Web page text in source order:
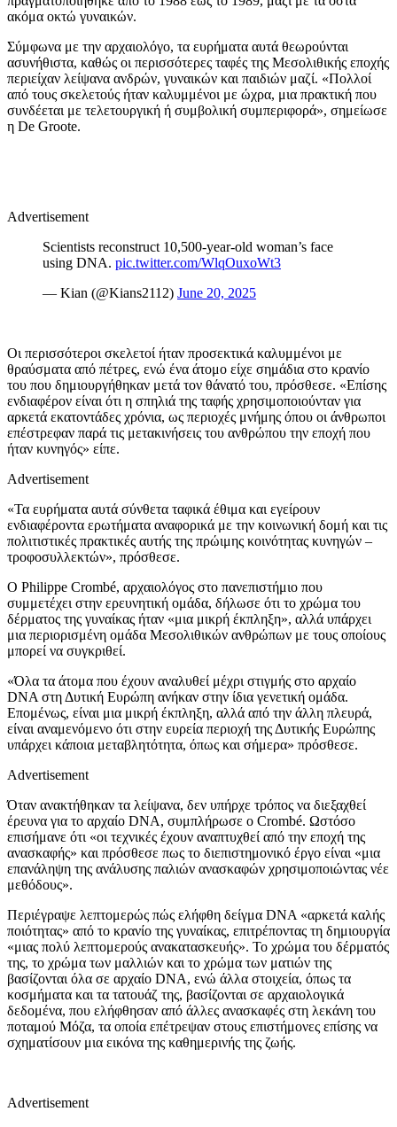
ακόμα οκτώ γυναικών.
Σύμφωνα με την αρχαιολόγο, τα ευρήματα αυτά θεωρούνται
ασυνήθιστα, καθώς οι περισσότερες ταφές της Μεσολιθικής εποχής
περιείχαν λείψανα ανδρών, γυναικών και παιδιών μαζί. «Πολλοί
από τους σκελετούς ήταν καλυμμένοι με ώχρα, μια πρακτική που
συνδέεται με τελετουργική ή συμβολική συμπεριφορά», σημείωσε
η De Groote.
Advertisement
Scientists reconstruct 10,500-year-old woman’s face
using DNA. pic.twitter.com/WlqOuxoWt3
— Kian (@Kians2112) June 20, 2025
Οι περισσότεροι σκελετοί ήταν προσεκτικά καλυμμένοι με
θραύσματα από πέτρες, ενώ ένα άτομο είχε σημάδια στο κρανίο
του που δημιουργήθηκαν μετά τον θάνατό του, πρόσθεσε. «Επίσης
ενδιαφέρον είναι ότι η σπηλιά της ταφής χρησιμοποιούνταν για
αρκετά εκατοντάδες χρόνια, ως περιοχές μνήμης όπου οι άνθρωποι
επέστρεφαν παρά τις μετακινήσεις του ανθρώπου την εποχή που
ήταν κυνηγός» είπε.
Advertisement
«Τα ευρήματα αυτά σύνθετα ταφικά έθιμα και εγείρουν
ενδιαφέροντα ερωτήματα αναφορικά με την κοινωνική δομή και τις
πολιτιστικές πρακτικές αυτής της πρώιμης κοινότητας κυνηγών –
τροφοσυλλεκτών», πρόσθεσε.
Ο Philippe Crombé, αρχαιολόγος στο πανεπιστήμιο που
συμμετέχει στην ερευνητική ομάδα, δήλωσε ότι το χρώμα του
δέρματος της γυναίκας ήταν «μια μικρή έκπληξη», αλλά υπάρχει
μια περιορισμένη ομάδα Μεσολιθικών ανθρώπων με τους οποίους
μπορεί να συγκριθεί.
«Όλα τα άτομα που έχουν αναλυθεί μέχρι στιγμής στο αρχαίο
DNA στη Δυτική Ευρώπη ανήκαν στην ίδια γενετική ομάδα.
Επομένως, είναι μια μικρή έκπληξη, αλλά από την άλλη πλευρά,
είναι αναμενόμενο ότι στην ευρεία περιοχή της Δυτικής Ευρώπης
υπάρχει κάποια μεταβλητότητα, όπως και σήμερα» πρόσθεσε.
Advertisement
Όταν ανακτήθηκαν τα λείψανα, δεν υπήρχε τρόπος να διεξαχθεί
έρευνα για το αρχαίο DNA, συμπλήρωσε ο Crombé. Ωστόσο
επισήμανε ότι «οι τεχνικές έχουν αναπτυχθεί από την εποχή της
ανασκαφής» και πρόσθεσε πως το διεπιστημονικό έργο είναι «μια
επανάληψη της ανάλυσης παλιών ανασκαφών χρησιμοποιώντας νέε
μεθόδους».
Περιέγραψε λεπτομερώς πώς ελήφθη δείγμα DNA «αρκετά καλής
ποιότητας» από το κρανίο της γυναίκας, επιτρέποντας τη δημιουργία
«μιας πολύ λεπτομερούς ανακατασκευής». Το χρώμα του δέρματός
της, το χρώμα των μαλλιών και το χρώμα των ματιών της
βασίζονται όλα σε αρχαίο DNA, ενώ άλλα στοιχεία, όπως τα
κοσμήματα και τα τατουάζ της, βασίζονται σε αρχαιολογικά
δεδομένα, που ελήφθησαν από άλλες ανασκαφές στη λεκάνη του
ποταμού Μόζα, τα οποία επέτρεψαν στους επιστήμονες επίσης να
σχηματίσουν μια εικόνα της καθημερινής της ζωής.
Advertisement